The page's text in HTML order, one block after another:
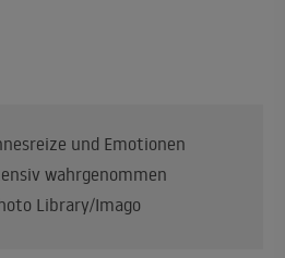
und Emotionen
wahrgenommen
Library/Imago